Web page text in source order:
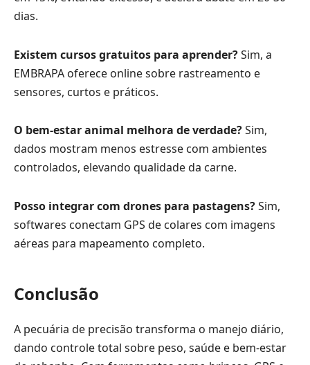
dias.
Existem cursos gratuitos para aprender?Sim, a
EMBRAPA oferece online sobre rastreamento e
sensores, curtos e práticos.
O bem-estar animal melhora de verdade?Sim,
dados mostram menos estresse com ambientes
controlados, elevando qualidade da carne.
Posso integrar com drones para pastagens?Sim,
softwares conectam GPS de colares com imagens
aéreas para mapeamento completo.
Conclusão
A pecuária de precisão transforma o manejo diário,
dando controle total sobre peso, saúde e bem-estar